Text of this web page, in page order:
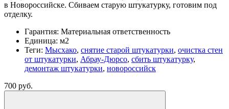
в Новороссийске. Сбиваем старую штукатурку, готовим под
отделку.
Гарантия: Материальная ответственность
Единица: м2
Теги: Мысхако, снятие старой штукатурки, очистка стен
от штукатурки, Абрау-Дюрсо, сбить штукатурку,
демонтаж штукатурки, новороссийск
700 руб.